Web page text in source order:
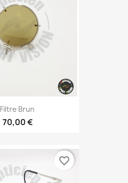
Filtre Brun
70,00 €
favorite_border